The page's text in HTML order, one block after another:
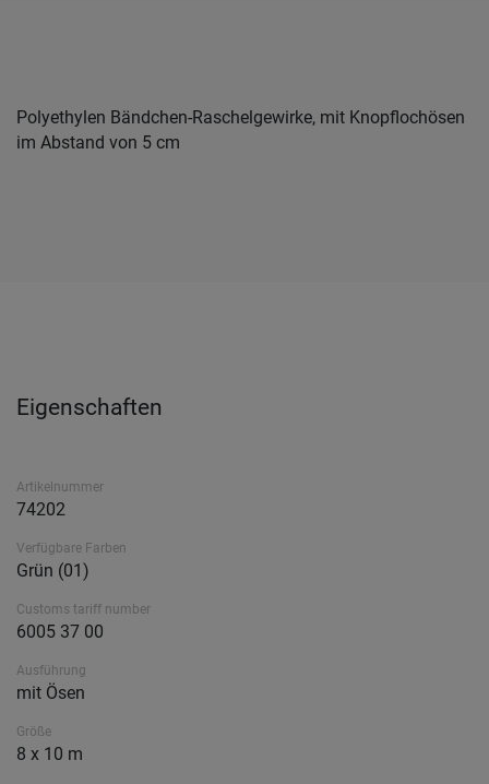
Polyethylen Bändchen-Raschelgewirke, mit Knopflochösen
im Abstand von 5 cm
Eigenschaften
Artikelnummer
74202
Verfügbare Farben
Grün (01)
Customs tariff number
6005 37 00
Ausführung
mit Ösen
Größe
8 x 10 m